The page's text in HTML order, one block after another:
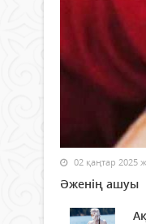
02 қаңтар 2025 ж.
Әженің ашуы